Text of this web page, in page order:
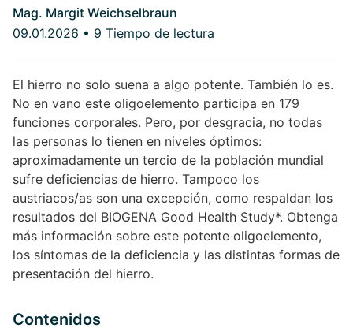
Mag. Margit Weichselbraun
09.01.2026 • 9 Tiempo de lectura
El hierro no solo suena a algo potente. También lo es.
No en vano este oligoelemento participa en 179
funciones corporales. Pero, por desgracia, no todas
las personas lo tienen en niveles óptimos:
aproximadamente un tercio de la población mundial
sufre deficiencias de hierro. Tampoco los
austriacos/as son una excepción, como respaldan los
resultados del BIOGENA Good Health Study*. Obtenga
más información sobre este potente oligoelemento,
los síntomas de la deficiencia y las distintas formas de
presentación del hierro.
Contenidos